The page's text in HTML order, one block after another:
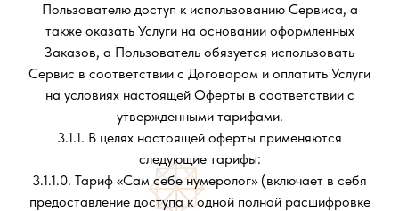
Пользователю доступ к использованию Сервиса, а
также оказать Услуги на основании оформленных
Заказов, а Пользователь обязуется использовать
Сервис в соответствии с Договором и оплатить Услуги
на условиях настоящей Оферты в соответствии с
утвержденными тарифами.
3.1.1. В целях настоящей оферты применяются
следующие тарифы:
3.1.1.0. Тариф «Сам себе нумеролог» (включает в себя
предоставление доступа к одной полной расшифровке